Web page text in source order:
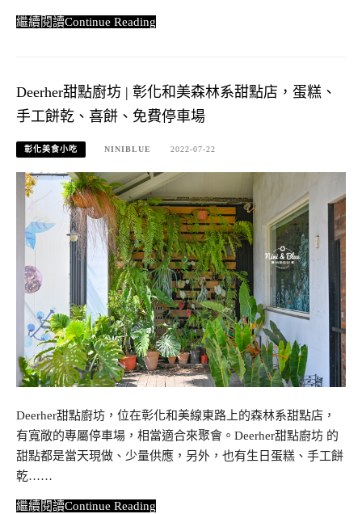
Continue Reading
Deerher甜點廚坊 | 彰化和美森林系甜點店，蛋糕、
手工餅乾、喜餅、免費停車場
彰化美食小吃 NINIBLUE 2022-07-22
Deerher甜點廚坊，位在彰化和美線東路上的森林系甜點店，
有寬敞的專屬停車場，相當適合來聚會。Deerher甜點廚坊 的
甜點都是當天現做、少量供應，另外，也有生日蛋糕、手工餅
乾……
Continue Reading